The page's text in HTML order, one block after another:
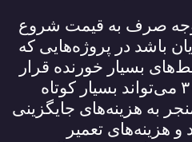
صرف به قیمت شروع
باشد در پروژه‌هایی که
بسیار خورنده قرار
می‌تواند بسیار کوتاه
به هزینه‌های جایگزینی
هزینه‌های تعمیر